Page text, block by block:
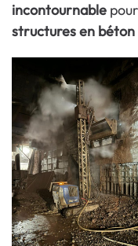
incontournable
structures en